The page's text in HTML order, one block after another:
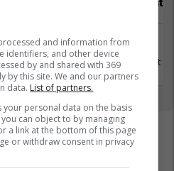
Ferizaj
3 Gusht
and information from
identifiers, and other device
by and shared with 369
by this site. We and our partners
data. List of partners.
your personal data on the basis
can object to by managing
a link at the bottom of this page
or withdraw consent in privacy